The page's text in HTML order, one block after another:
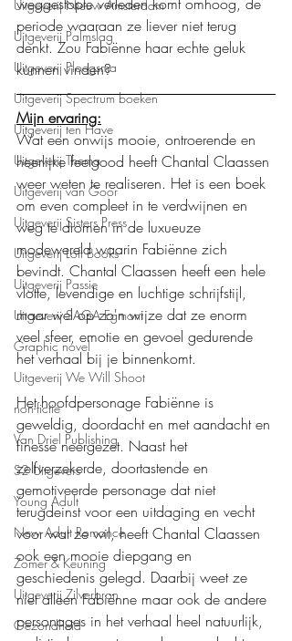
Uitgeverij Nieuw Amsterdam
Uitgeverij Palmslag
Uitgeverij Ploegsma
Uitgeverij Spectrum boeken
Uitgeverij ten Have
Uitgeverij Thema
Uitgeverij van Goor
Uitgeverij Sisters Press
Uitgeverij Loft Books
Uitgeverij Passie
Uitgeverij SAGA Egmont
Graphic novel
Uitgeverij We Will Shoot
non-fictie
Van Driel Publishing
S2 Uitgevers
Young Adult
New Adult Romance
Zomer & Keuning
Uitgeverij Zilverbron
Gezondheid
periode waaraan ze liever niet terug
denkt. Zou Fabiënne haar echte geluk
kunnen vinden?
Mijn ervaring:
Wat een onwijs mooie, ontroerende en
heerlijke feelgood heeft Chantal Claassen
weer weten te realiseren. Het is een boek
om even compleet in te verdwijnen en
weg te dromen in de luxueuze
modewereld waarin Fabiënne zich
bevindt. Chantal Claassen heeft een hele
vlotte, levendige en luchtige schrijfstijl,
maar wel op zo'n wijze dat ze enorm
veel sfeer, emotie en gevoel gedurende
het verhaal bij je binnenkomt.
Het hoofdpersonage Fabiënne is
geweldig, doordacht en met aandacht en
finesse neergezet. Naast het
zelfverzekerde, doortastende en
gemotiveerde personage dat niet
terugdeinst voor een uitdaging en vecht
voor wat ze wil, heeft Chantal Claassen
ook een mooie diepgang en
geschiedenis gelegd. Daarbij weet ze
niet alleen Fabiënne maar ook de andere
personages in het verhaal heel natuurlijk,